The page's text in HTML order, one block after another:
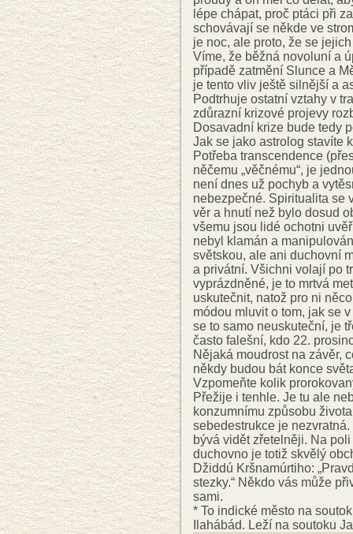
lépe chápat, proč ptáci při
schovávají se někde ve
je noc, ale proto, že se
Víme, že běžná novoluní a
případě zatmění Slunce a
je tento vliv ještě silnější a
Podtrhuje ostatní vztahy v
zdůrazní krizové projevy
Dosavadní krize bude tedy
Jak se jako astrolog stavíte
Potřeba transcendence
něčemu „věčnému“, je
není dnes už pochyb a
nebezpečné. Spiritualita se
věr a hnutí než bylo dosud
všemu jsou lidé ochotni
nebyl klamán a
světskou, ale ani duchovní
a privátní. Všichni volají po
vyprázdněné, je to mrtvá
uskutečnit, natož pro ni
módou mluvit o tom, jak se
se to samo neuskuteční, je
často falešní, kdo 22.
Nějaká moudrost na závěr,
někdy budou bát konce
Vzpomeňte kolik
Přežije i tenhle. Je tu ale
konzumnímu způsobu
sebedestrukce je
bývá vidět zřetelněji. Na
duchovno je totiž skvělý
Džiddú Kršnamúrtiho:
stezky.“ Někdo vás může
sami.
* To indické město na
Ilahábád. Leží na soutoku